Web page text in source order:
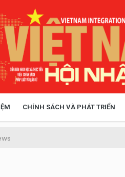
CHÍNH SÁCH VÀ PHÁT TRIỂN